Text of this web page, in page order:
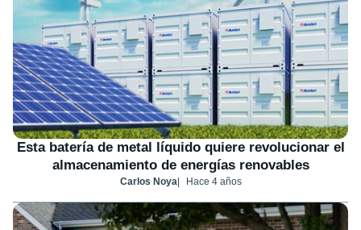
Esta batería de metal líquido quiere revolucionar el
almacenamiento de energías renovables
Carlos Noya Hace 4 años